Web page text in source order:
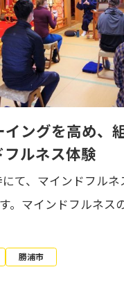
イングを高め、
フルネス体験
て、マインドフル
。マインドフルネス
勝浦市